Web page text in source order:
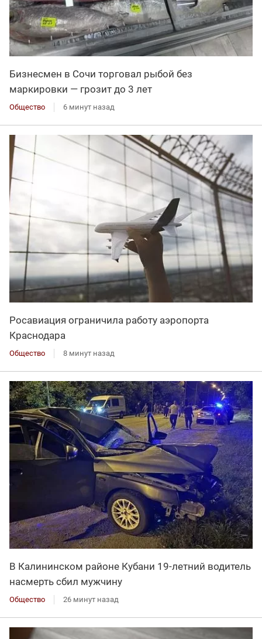
Бизнесмен в Сочи торговал рыбой без
маркировки — грозит до 3 лет
Общество 6 минут назад
Росавиация ограничила работу аэропорта
Краснодара
Общество 8 минут назад
В Калининском районе Кубани 19-летний водитель
насмерть сбил мужчину
Общество 26 минут назад